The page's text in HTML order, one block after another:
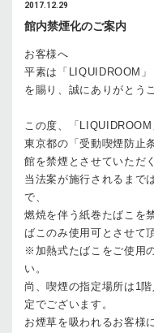
2017.12.29
館内禁煙化のご案内
お客様へ
平素は「LIQUIDROOM
を賜り、誠にありがとう
この度、「
東京都の「受動喫煙防止
館を禁煙とさせていただ
当法案が施行されるまで
で、
燃焼を伴う紙巻たばこを
ばこのみ使用可とさせて
※加熱式たばこをご使用
い。
尚、喫煙の指定場所は1
定でございます。
お煙草を吸われるお客様